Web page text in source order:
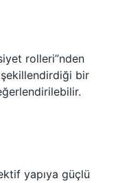
rolleri”nden
bir
yapıya güçlü